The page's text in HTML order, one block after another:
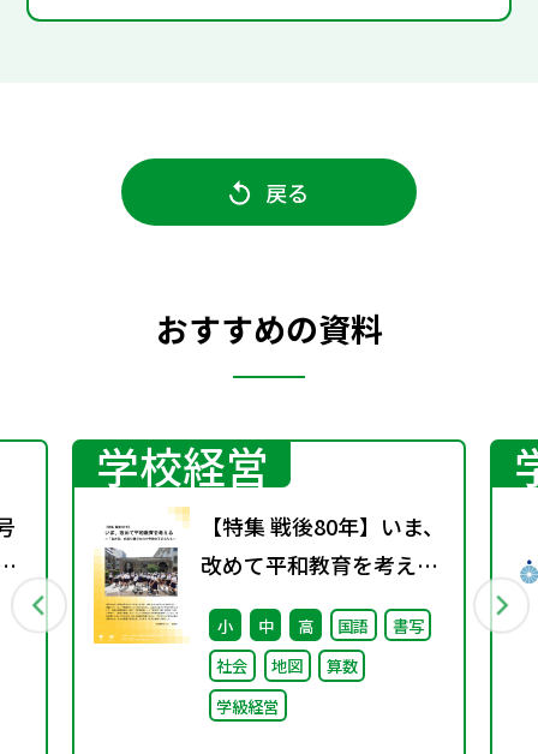
戻る
おすすめの資料
学校経営
【特集 戦後80年】いま、
改めて平和教育を考え
る〜「あの日」を語り継
ぐ本川小学校の子どもた
ち〜
小 中 高 国語
書写
社会
地図
算数
学級経営